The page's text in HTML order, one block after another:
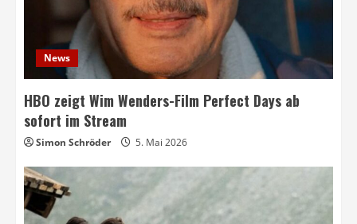
News
HBO zeigt Wim Wenders-Film Perfect Days ab
sofort im Stream
Simon Schröder 5. Mai 2026